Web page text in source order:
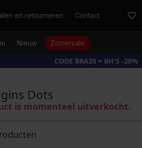
en retourneren Contact
Nieuw Zomersale
CODE BRA20 = BH'S -20%
Dots
is momenteel uitverkocht.